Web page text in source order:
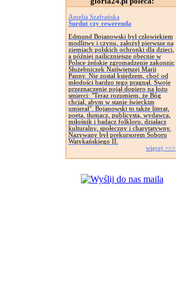
Amelia Szafrańska
Surdut czy rewerenda
Edmund Bojanowski był człowiekiem
modlitwy i czynu, założył pierwsze na
ziemiach polskich ochronki dla dzieci,
a później najliczniejsze obecnie w
Polsce żeńskie zgromadzenie zakonnic
Służebniczek Najświętszej Marii
Panny. Nie został księdzem, choć od
młodości bardzo tego pragnął. Swoje
przeznaczenie pojął dopiero na łożu
smierci: "Teraz rozumiem, że Bóg
chciał, abym w stanie świeckim
umierał". Bojanowski to także literat,
poeta, tłumacz, publicysta, wydawca,
miłośnik i badacz folkloru, działacz
kulturalny, społeczny i charytatywny.
Nazywany był prekursorem Soboru
Watykańskiego II.
więcej >>>